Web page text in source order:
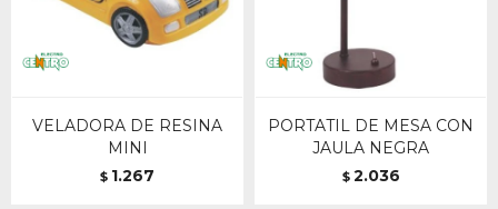
VELADORA DE RESINA
MINI
$ 1.267
PORTATIL DE MESA CON
JAULA NEGRA
$ 2.036